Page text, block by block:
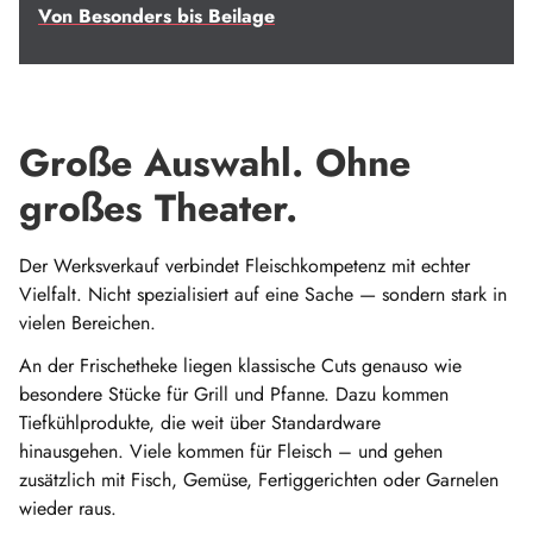
Von Besonders bis Beilage
Große Auswahl. Ohne
großes Theater.
Der Werksverkauf verbindet Fleischkompetenz mit echter
Vielfalt. Nicht spezialisiert auf eine Sache — sondern stark in
vielen Bereichen.
An der Frischetheke liegen klassische Cuts genauso wie
besondere Stücke für Grill und Pfanne. Dazu kommen
Tiefkühlprodukte, die weit über Standardware
hinausgehen. Viele kommen für Fleisch – und gehen
zusätzlich mit Fisch, Gemüse, Fertiggerichten oder Garnelen
wieder raus.